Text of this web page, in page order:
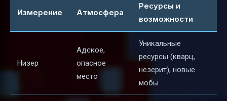
Измерение Атмосфера
Ресурсы и
возможности
Низер
Адское,
опасное
место
Уникальные
ресурсы (кварц,
незерит), новые
мобы